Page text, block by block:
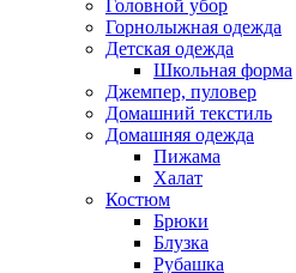
Головной убор
Горнолыжная одежда
Детская одежда
Школьная форма
Джемпер, пуловер
Домашний текстиль
Домашняя одежда
Пижама
Халат
Костюм
Брюки
Блузка
Рубашка